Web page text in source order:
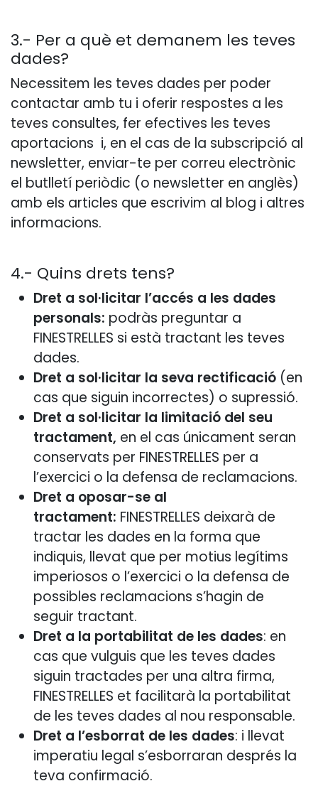
3.- Per a què et demanem les teves
dades?
Necessitem les teves dades per poder
contactar amb tu i oferir respostes a les
teves consultes, fer efectives les teves
aportacions i, en el cas de la subscripció al
newsletter, enviar-te per correu electrònic
el butlletí periòdic (o newsletter en anglès)
amb els articles que escrivim al blog i altres
informacions.
4.- Quins drets tens?
Dret a sol·licitar l’accés a les dades
personals: podràs preguntar a
FINESTRELLES si està tractant les teves
dades.
Dret a sol·licitar la seva rectificació (en
cas que siguin incorrectes) o supressió.
Dret a sol·licitar la limitació del seu
tractament, en el cas únicament seran
conservats per FINESTRELLES per a
l’exercici o la defensa de reclamacions.
Dret a oposar-se al
tractament: FINESTRELLES deixarà de
tractar les dades en la forma que
indiquis, llevat que per motius legítims
imperiosos o l’exercici o la defensa de
possibles reclamacions s’hagin de
seguir tractant.
Dret a la portabilitat de les dades: en
cas que vulguis que les teves dades
siguin tractades per una altra firma,
FINESTRELLES et facilitarà la portabilitat
de les teves dades al nou responsable.
Dret a l’esborrat de les dades: i llevat
imperatiu legal s’esborraran després la
teva confirmació.